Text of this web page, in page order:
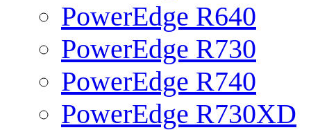
PowerEdge R640
PowerEdge R730
PowerEdge R740
PowerEdge R730XD